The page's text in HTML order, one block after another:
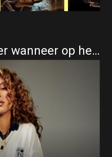
Klassiek: dit staat er wanneer op het programma